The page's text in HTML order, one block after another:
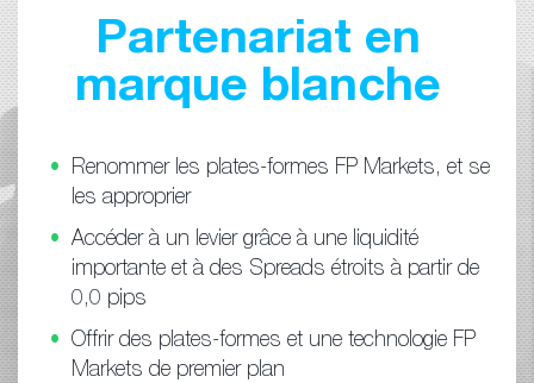
Partenariat en
marque blanche
Renommer les plates-formes FP Markets, et se
les approprier
Accéder à un levier grâce à une liquidité
importante et à des Spreads étroits à partir de
0,0 pips
Offrir des plates-formes et une technologie FP
Markets de premier plan